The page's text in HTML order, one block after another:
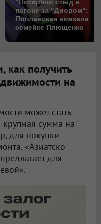
"Потеряли стыд в
погоне за "Диором":
Поплавская вмазала
семейке Плющенко
как получить
на
может стать
крупная сумма на
для покупки
«Азиатско-
для